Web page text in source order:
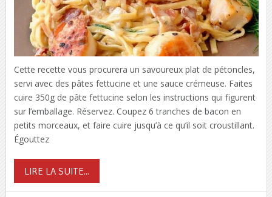
Cette recette vous procurera un savoureux plat de pétoncles,
servi avec des pâtes fettucine et une sauce crémeuse. Faites
cuire 350g de pâte fettucine selon les instructions qui figurent
sur l’emballage. Réservez. Coupez 6 tranches de bacon en
petits morceaux, et faire cuire jusqu’à ce qu’il soit croustillant.
Égouttez
LIRE LA SUITE...